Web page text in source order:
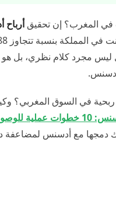
في المغرب؟ إن تحقيق
ليس مجرد كلام نظري، بل
ربحية في السوق المغربي؟
زيادة أرباح أدسنس: 10 خطوات عملية
دمجها مع أدسنس لمضاعفة